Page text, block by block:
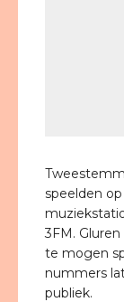
speelden
3FM.
te mogen
nummers
publiek.